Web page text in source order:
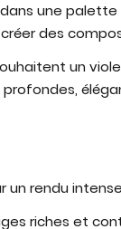
une
des
un
un rendu
riches et